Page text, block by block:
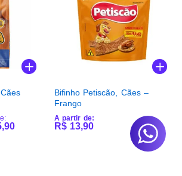
Bifinho Petiscão, Cães –
Frango
A partir de:
R$ 13,90